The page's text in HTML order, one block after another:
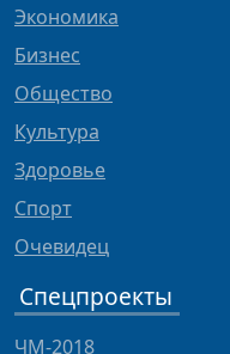
Экономика
Бизнес
Общество
Культура
Здоровье
Спорт
Очевидец
Спецпроекты
ЧМ-2018